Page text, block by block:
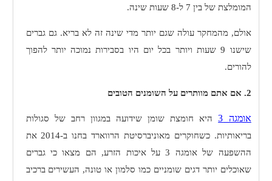
המומלצת של בין 7 ל-8 שעות שינה.
אולם, מהמחקר עולה שגם יותר מדי שינה זה לא בריא. גם גברים
שישנו 9 שעות ויותר בכל יום היו בסבירות נמוכה יותר להפוך
להורים.
2. אם אתם מוותרים על השומנים הטובים
אומגה 3
היא חומצת שומן שידועה במגוון רחב של סגולות
בריאותיות. כשחוקרים מאוניברסיטת הרווארד בחנו ב-2014 את
ההשפעה של אומגה 3 על איכות הזרע, הם מצאו כי גברים
שאוכלים יותר דגים שומניים כמו סלמון או טונה, העשירים ברכיב